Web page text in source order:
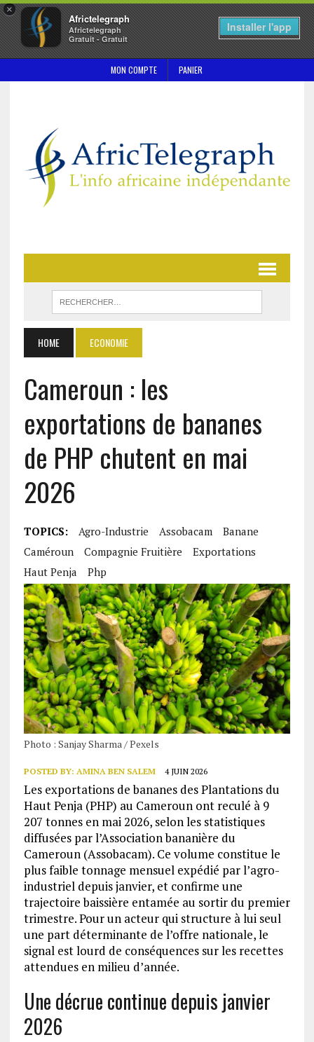
×
Africtelegraph
Africtelegraph
Gratuit - Gratuit
Installer l'app
MON COMPTE PANIER
HOME ECONOMIE
Cameroun : les
exportations de bananes
de PHP chutent en mai
2026
TOPICS: Agro-Industrie Assobacam
Banane
Caméroun
Compagnie Fruitière
Exportations
Haut Penja
Php
Photo : Sanjay Sharma / Pexels
POSTED BY: AMINA BEN SALEM 4 JUIN 2026
Les exportations de bananes des Plantations du
Haut Penja (PHP) au Cameroun ont reculé à 9
207 tonnes en mai 2026, selon les statistiques
diffusées par l’Association bananière du
Cameroun (Assobacam). Ce volume constitue le
plus faible tonnage mensuel expédié par l’agro-
industriel depuis janvier, et confirme une
trajectoire baissière entamée au sortir du premier
trimestre. Pour un acteur qui structure à lui seul
une part déterminante de l’offre nationale, le
signal est lourd de conséquences sur les recettes
attendues en milieu d’année.
Une décrue continue depuis janvier
2026